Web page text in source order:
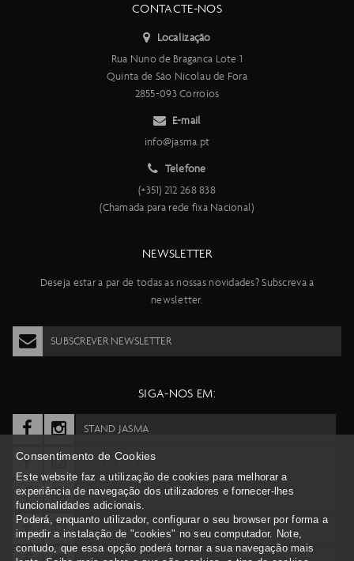
CONTACTE-NOS
Localização
Rua Nuno de Braganca Lote 1
Quinta de São Nicolau de Fora
2855-093 Corroios
E-mail
info@jasma.pt
Telefone
(+351) 212 268 838
(Chamada para rede fixa Nacional)
NEWSLETTER
Deseja estar a par de todas as nossas novidades? Subscreva a
newsletter.
SUBSCREVER NEWSLETTER
SIGA-NOS EM:
STAND JASMA
SCOTT PORTUGAL
SYNCROS PORTUGAL
BERGAMONT PORTUGAL
Consentimento de Cookies
Este website faz a utilização de cookies para melhorar a
experiência de navegação dos utilizadores e fornecer-lhes
funcionalidades adicionais.
Poderá, enquanto utilizador, configurar o seu browser por forma a
impedir a instalação de "cookies" no seu computador. Note,
contudo, que essa opção poderá tornar a sua navegação mais